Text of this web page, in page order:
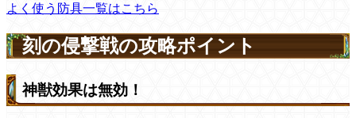
よく使う防具一覧はこちら
刻の侵撃戦の攻略ポイント
神獣効果は無効！